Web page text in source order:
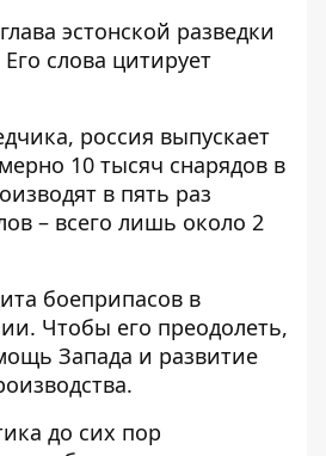
глава эстонской разведки
слова цитирует
россия выпускает
10 тысяч снарядов в
в пять раз
– всего лишь около 2
боеприпасов в
Чтобы его преодолеть,
Запада и развитие
до сих пор